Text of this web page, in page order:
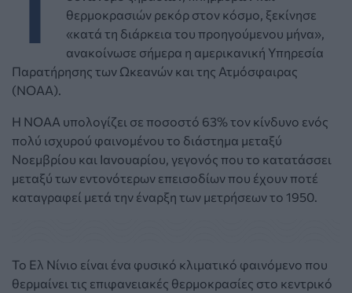
θερμοκρασιών ρεκόρ στον κόσμο, ξεκίνησε
«κατά τη διάρκεια του προηγούμενου μήνα»,
ανακοίνωσε σήμερα η αμερικανική Υπηρεσία
Παρατήρησης των Ωκεανών και της Ατμόσφαιρας
(NOAA).
Η ΝΟΑΑ υπολογίζει σε ποσοστό 63% τον κίνδυνο ενός
πολύ ισχυρού φαινομένου το διάστημα μεταξύ
Νοεμβρίου και Ιανουαρίου, γεγονός που το κατατάσσει
μεταξύ των εντονότερων επεισοδίων που έχουν ποτέ
καταγραφεί μετά την έναρξη των μετρήσεων το 1950.
Το Ελ Νίνιο είναι ένα φυσικό κλιματικό φαινόμενο που
θερμαίνει τις επιφανειακές θερμοκρασίες στο κεντρικό